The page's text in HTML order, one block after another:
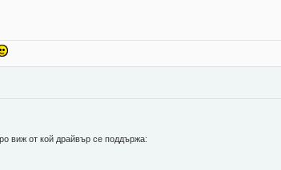
виж от кой драйвър се поддържа: